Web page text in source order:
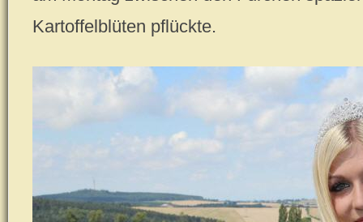
Kartoffelblüten pflückte.